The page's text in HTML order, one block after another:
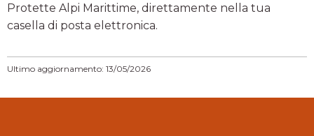
Protette Alpi Marittime, direttamente nella tua
casella di posta elettronica.
Ultimo aggiornamento: 13/05/2026